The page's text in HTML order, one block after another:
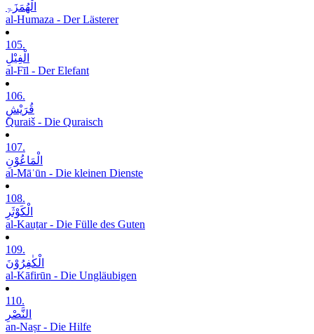
الْھُمَزَۃِ
al-Humaza - Der Lästerer
105.
الْفِیْلِ
al-Fīl - Der Elefant
106.
قُرَیْشٍ
Quraiš - Die Quraisch
107.
الْمَاعُوْنِ
al-Māʿūn - Die kleinen Dienste
108.
الْکَوْثَرِ
al-Kauṯar - Die Fülle des Guten
109.
الْکٰفِرُوْنَ
al-Kāfirūn - Die Ungläubigen
110.
النَّصْرِ
an-Naṣr - Die Hilfe